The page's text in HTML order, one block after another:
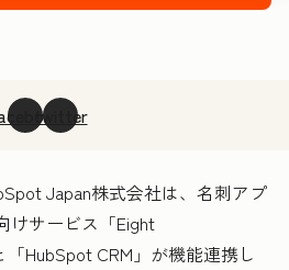
twitter
Japan株式会社は、名刺アプ
けサービス「Eight
HubSpot CRM」が機能連携し